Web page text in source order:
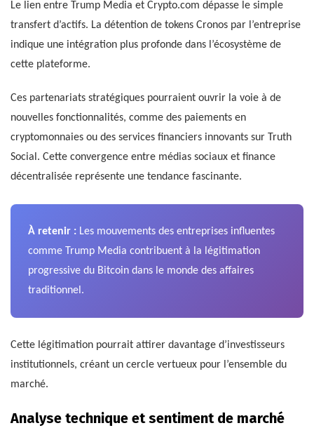
Le lien entre Trump Media et Crypto.com dépasse le simple
transfert d’actifs. La détention de tokens Cronos par l’entreprise
indique une intégration plus profonde dans l’écosystème de
cette plateforme.
Ces partenariats stratégiques pourraient ouvrir la voie à de
nouvelles fonctionnalités, comme des paiements en
cryptomonnaies ou des services financiers innovants sur Truth
Social. Cette convergence entre médias sociaux et finance
décentralisée représente une tendance fascinante.
À retenir : Les mouvements des entreprises influentes
comme Trump Media contribuent à la légitimation
progressive du Bitcoin dans le monde des affaires
traditionnel.
Cette légitimation pourrait attirer davantage d’investisseurs
institutionnels, créant un cercle vertueux pour l’ensemble du
marché.
Analyse technique et sentiment de marché